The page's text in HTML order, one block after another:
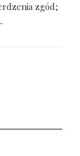
zgód;